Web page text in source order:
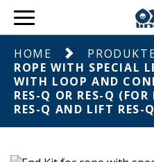
HOME
ROPE WITH SPECIAL
WITH LOOP AND
RES-Q OR RES-Q
RES-Q AND LIFT RES-